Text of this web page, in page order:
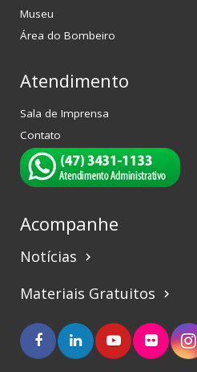
Museu
Área do Bombeiro
Atendimento
Sala de Imprensa
Contato
Acompanhe
Notícias keyboard_arrow_right
Materiais Gratuitos keyboard_arrow_right